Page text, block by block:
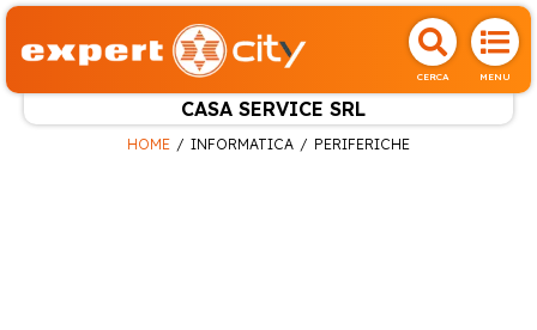
CERCA MENU
CASA SERVICE SRL
HOME INFORMATICA PERIFERICHE